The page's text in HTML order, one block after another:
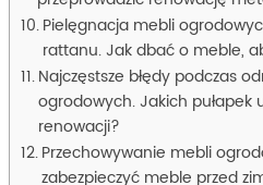
Pielęgnacja mebli
rattanu. Jak dbać o meble,
Najczęstsze błędy podczas
ogrodowych. Jakich pułapek
renowacji?
Przechowywanie mebli
zabezpieczyć meble przed